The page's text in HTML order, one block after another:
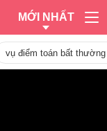
MỚI NHẤT
vụ điểm toán bất